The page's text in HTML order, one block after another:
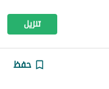
تنزيل
حفظ